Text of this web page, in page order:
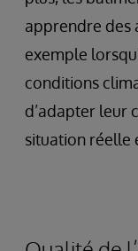
apprendre des
exemple
conditions
d’adapter leur
situation réelle